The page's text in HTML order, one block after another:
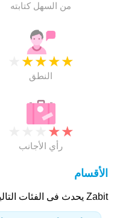
من السهل كتابته
★
★
★
★
النطق
★
★
رأي الأجانب
الأقسام
Zabit يحدث فى الفئات التالية